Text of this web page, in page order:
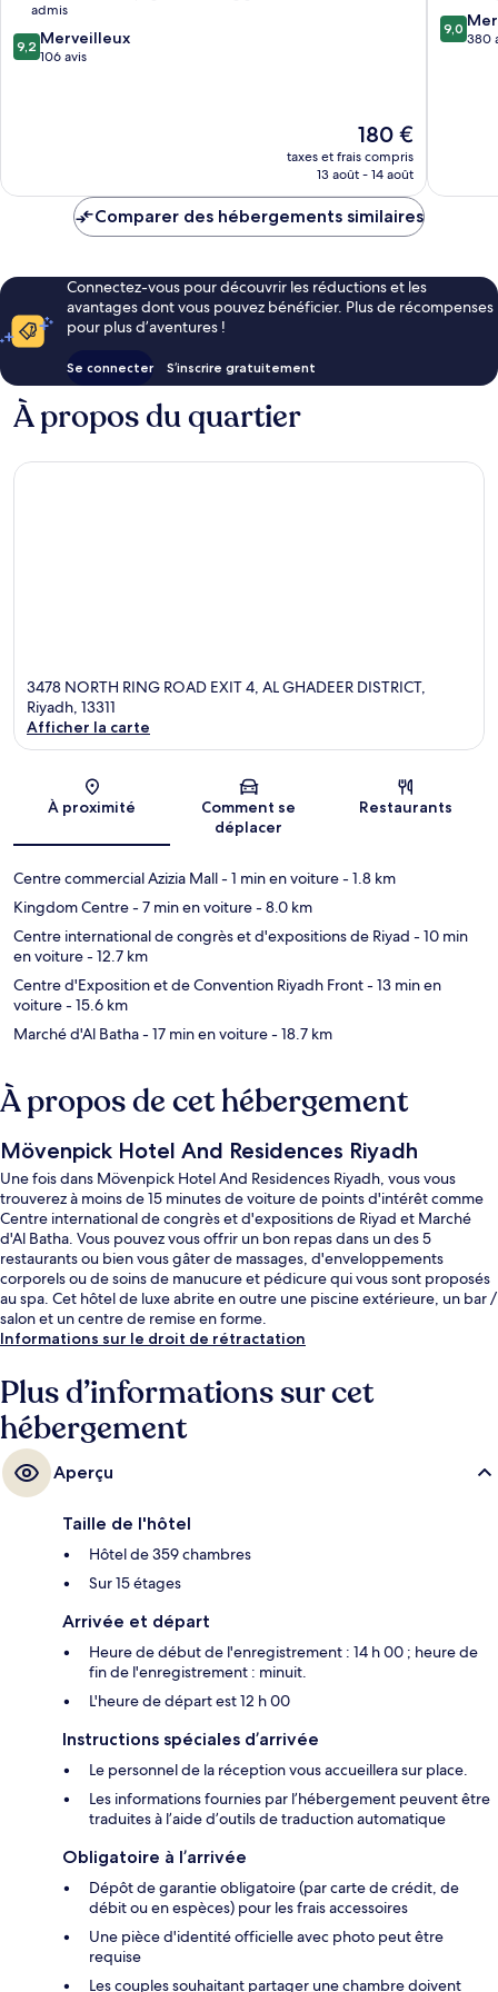
Olaya
admis
9.2
sur
9,2 Merveilleux
106 avis
Le
nouveau
prix
de
180 €
taxes et frais compris
13 août - 14 août
Al
Olaya
9.0
sur
9,0
380
Comparer des hébergements similaires
Connectez-vous pour découvrir les réductions et les
avantages dont vous pouvez bénéficier. Plus de récompenses
pour plus d’aventures !
Se connecter S’inscrire gratuitement
À propos du quartier
3478 NORTH RING ROAD EXIT 4, AL GHADEER DISTRICT,
Riyadh, 13311
Afficher la carte
À proximité
Comment se
déplacer
Restaurants
Centre commercial Azizia Mall- 1 min en voiture- 1.8 km
Kingdom Centre- 7 min en voiture- 8.0 km
Centre international de congrès et d'expositions de Riyad - 10 min
en voiture- 12.7 km
Centre d'Exposition et de Convention Riyadh Front- 13 min en
voiture- 15.6 km
Marché d'Al Batha- 17 min en voiture- 18.7 km
À propos de cet hébergement
Mövenpick Hotel And Residences Riyadh
Une fois dans Mövenpick Hotel And Residences Riyadh, vous vous
trouverez à moins de 15 minutes de voiture de points d'intérêt comme
Centre international de congrès et d'expositions de Riyad et Marché
d'Al Batha. Vous pouvez vous offrir un bon repas dans un des 5
restaurants ou bien vous gâter de massages, d'enveloppements
corporels ou de soins de manucure et pédicure qui vous sont proposés
au spa. Cet hôtel de luxe abrite en outre une piscine extérieure, un bar /
salon et un centre de remise en forme.
Informations sur le droit de rétractation
Plus d’informations sur cet
hébergement
Aperçu
Taille de l'hôtel
Hôtel de 359 chambres
Sur 15 étages
Arrivée et départ
Heure de début de l'enregistrement : 14 h 00 ; heure de
fin de l'enregistrement : minuit.
L'heure de départ est 12 h 00
Instructions spéciales d’arrivée
Le personnel de la réception vous accueillera sur place.
Les informations fournies par l’hébergement peuvent être
traduites à l’aide d’outils de traduction automatique
Obligatoire à l’arrivée
Dépôt de garantie obligatoire (par carte de crédit, de
débit ou en espèces) pour les frais accessoires
Une pièce d'identité officielle avec photo peut être
requise
Les couples souhaitant partager une chambre doivent